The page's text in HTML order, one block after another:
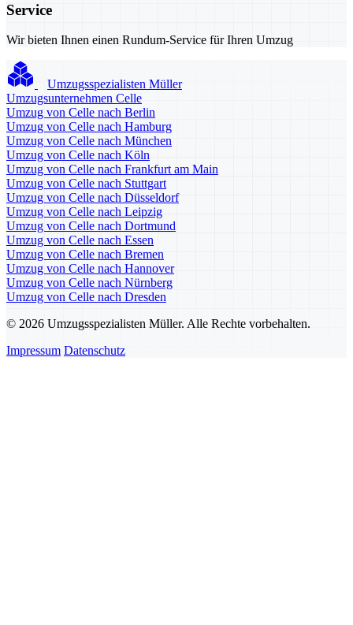
Service
Wir bieten Ihnen einen Rundum-Service für Ihren Umzug
Umzugsspezialisten Müller
Umzugsunternehmen Celle
Umzug von Celle nach Berlin
Umzug von Celle nach Hamburg
Umzug von Celle nach München
Umzug von Celle nach Köln
Umzug von Celle nach Frankfurt am Main
Umzug von Celle nach Stuttgart
Umzug von Celle nach Düsseldorf
Umzug von Celle nach Leipzig
Umzug von Celle nach Dortmund
Umzug von Celle nach Essen
Umzug von Celle nach Bremen
Umzug von Celle nach Hannover
Umzug von Celle nach Nürnberg
Umzug von Celle nach Dresden
© 2026 Umzugsspezialisten Müller. Alle Rechte vorbehalten.
Impressum Datenschutz